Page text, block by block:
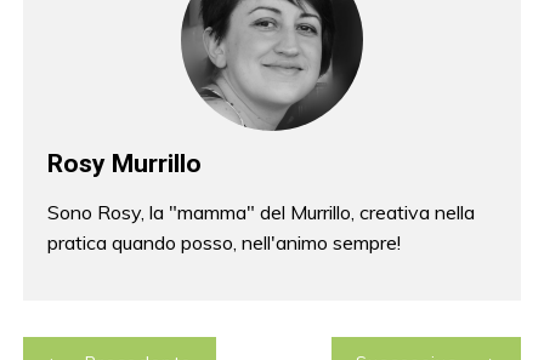
Rosy Murrillo
Sono Rosy, la "mamma" del Murrillo, creativa nella
pratica quando posso, nell'animo sempre!